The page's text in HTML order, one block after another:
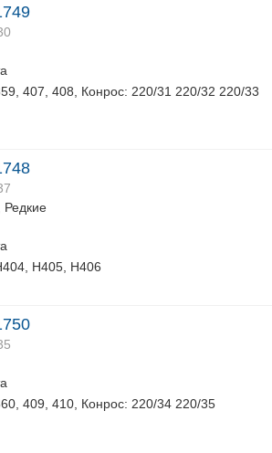
407, 408, Конрос: 220/31 220/32 220/33
Редкие
Н405, Н406
409, 410, Конрос: 220/34 220/35